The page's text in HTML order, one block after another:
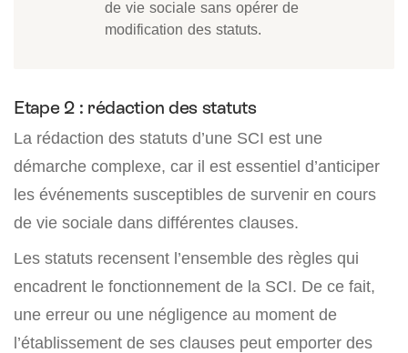
de vie sociale sans opérer de
modification des statuts.
Etape 2 : rédaction des statuts
La rédaction des statuts d’une SCI est une
démarche complexe, car il est essentiel d’anticiper
les événements susceptibles de survenir en cours
de vie sociale dans différentes clauses.
Les statuts recensent l’ensemble des règles qui
encadrent le fonctionnement de la SCI. De ce fait,
une erreur ou une négligence au moment de
l’établissement de ses clauses peut emporter des